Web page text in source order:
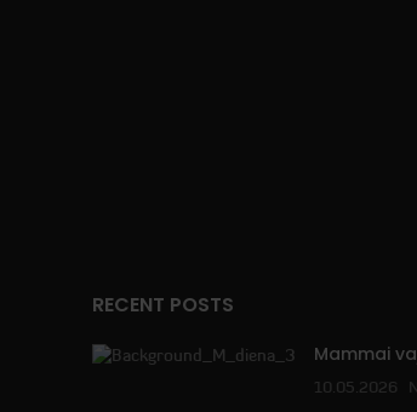
RECENT POSTS
Mammai
10.05.2026